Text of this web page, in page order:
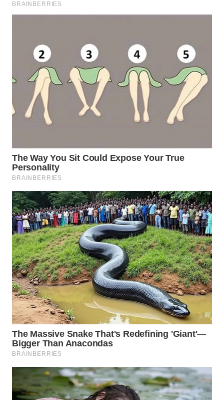
WN
WN
DANAU
TOBA
WN
LANGKAT
WN
TAPANULI
SELATAN
WN
TANJUNG
LESUNG
WN
KARO
WN
SIMALUNGUN
WN
LABUHANBATU